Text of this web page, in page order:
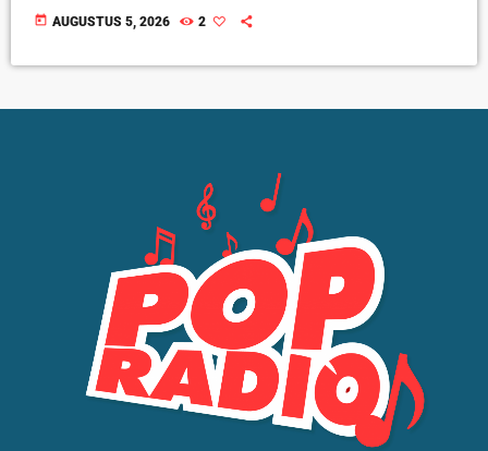
today AUGUSTUS 5, 2026 2